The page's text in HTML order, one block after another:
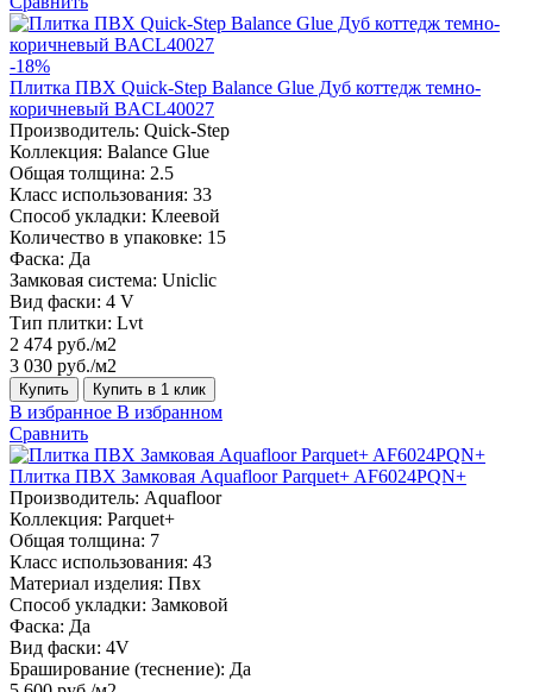
-18%
Плитка ПВХ Quick-Step Balance Glue Дуб коттедж темно-
коричневый BACL40027
Производитель: Quick-Step
Коллекция: Balance Glue
Общая толщина: 2.5
Класс использования: 33
Способ укладки: Клеевой
Количество в упаковке: 15
Фаска: Да
Замковая система: Uniclic
Вид фаски: 4 V
Тип плитки: Lvt
2 474 руб./м2
3 030 руб./м2
Купить Купить в 1 клик
В избранное В избранном
Сравнить
Плитка ПВХ Замковая Aquafloor Parquet+ AF6024PQN+
Производитель: Aquafloor
Коллекция: Parquet+
Общая толщина: 7
Класс использования: 43
Материал изделия: Пвх
Способ укладки: Замковой
Фаска: Да
Вид фаски: 4V
Браширование (теснение): Да